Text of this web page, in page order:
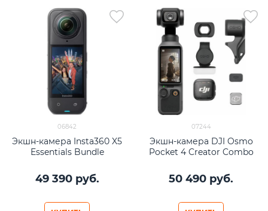
06842
Экшн-камера Insta360 X5
Essentials Bundle
49 390 руб.
07244
Экшн-камера DJI Osmo
Pocket 4 Creator Combo
50 490 руб.